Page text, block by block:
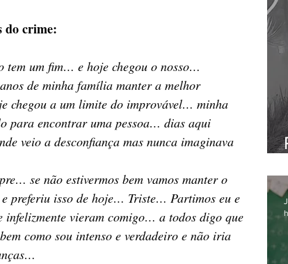
do crime:
um fim… e hoje chegou o nosso…
de minha família manter a melhor
chegou a um limite do improvável… minha
para encontrar uma pessoa… dias aqui
veio a desconfiança mas nunca imaginava
se não estivermos bem vamos manter o
preferiu isso de hoje… Triste… Partimos eu e
infelizmente vieram comigo… a todos digo que
como sou intenso e verdadeiro e não iria